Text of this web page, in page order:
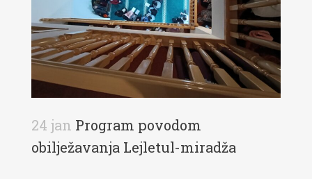
24 jan Program povodom
obilježavanja Lejletul-miradža